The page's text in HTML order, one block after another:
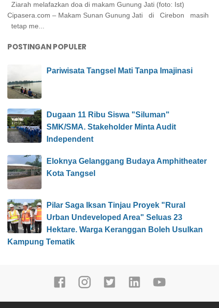
Ziarah melafazkan doa di makam Gunung Jati (foto: Ist)
Cipasera.com – Makam Sunan Gunung Jati di Cirebon masih
tetap me...
POSTINGAN POPULER
Pariwisata Tangsel Mati Tanpa Imajinasi
Dugaan 11 Ribu Siswa "Siluman"
SMK/SMA. Stakeholder Minta Audit
Independent
Eloknya Gelanggang Budaya Amphitheater
Kota Tangsel
Pilar Saga Iksan Tinjau Proyek "Rural
Urban Undeveloped Area" Seluas 23
Hektare. Warga Keranggan Boleh Usulkan
Kampung Tematik